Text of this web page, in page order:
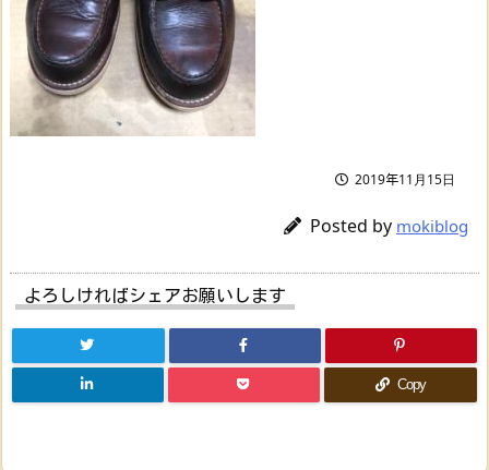
2019年11月15日
Posted by mokiblog
よろしければシェアお願いします
Copy